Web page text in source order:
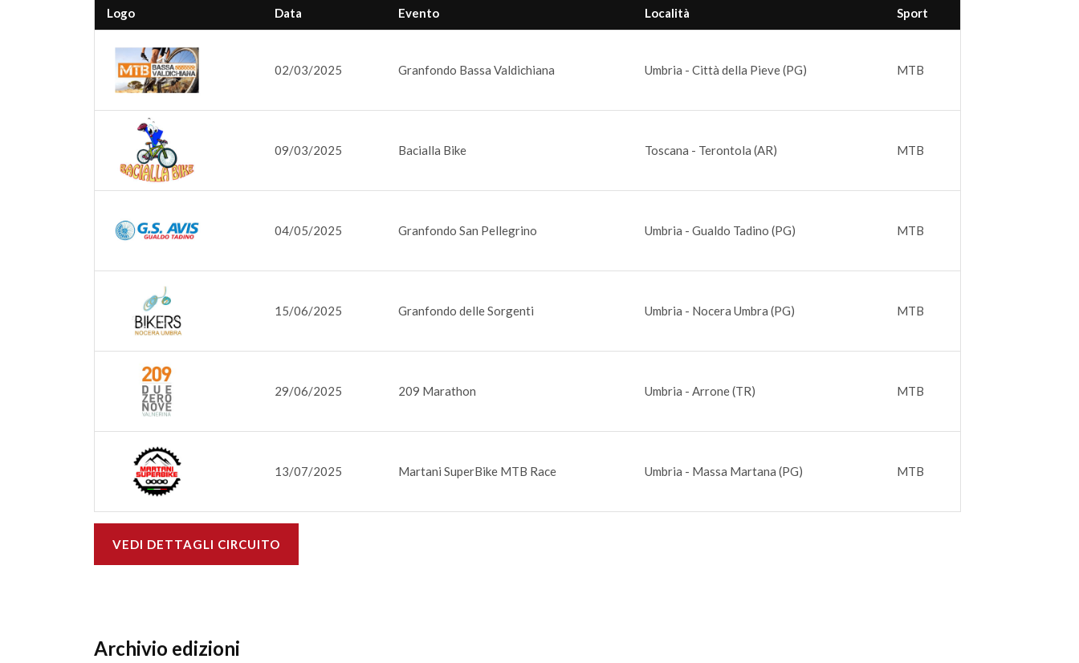
Logo Data Evento Località Sport
02/03/2025 Granfondo Bassa Valdichiana Umbria - Città della Pieve (PG) MTB
09/03/2025 Bacialla Bike Toscana - Terontola (AR) MTB
04/05/2025 Granfondo San Pellegrino Umbria - Gualdo Tadino (PG) MTB
15/06/2025 Granfondo delle Sorgenti Umbria - Nocera Umbra (PG) MTB
29/06/2025 209 Marathon Umbria - Arrone (TR) MTB
13/07/2025 Martani SuperBike MTB Race Umbria - Massa Martana (PG) MTB
VEDI DETTAGLI CIRCUITO
Archivio edizioni